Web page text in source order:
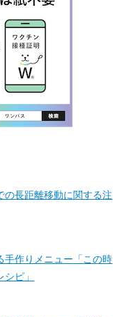
の長距離移動に関する注
手作りメニュー「この時
ピ」